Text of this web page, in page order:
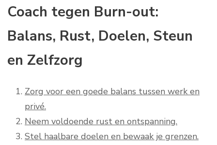
Coach tegen Burn-out:
Balans, Rust, Doelen, Steun
en Zelfzorg
Zorg voor een goede balans tussen werk en
privé.
Neem voldoende rust en ontspanning.
Stel haalbare doelen en bewaak je grenzen.